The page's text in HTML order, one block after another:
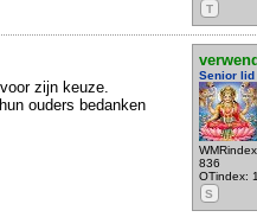
T
Senior lid
836
OTindex:
S
zijn keuze.
ouders bedanken